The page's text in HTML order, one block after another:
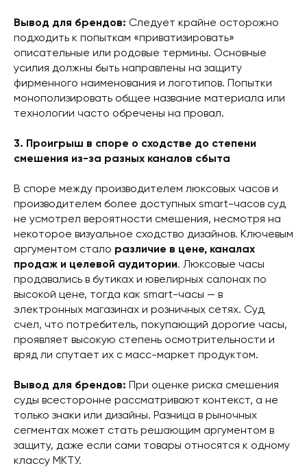
Вывод для брендов: Следует крайне осторожно
подходить к попыткам «приватизировать»
описательные или родовые термины. Основные
усилия должны быть направлены на защиту
фирменного наименования и логотипов. Попытки
монополизировать общее название материала или
технологии часто обречены на провал.
3. Проигрыш в споре о сходстве до степени
смешения из-за разных каналов сбыта
В споре между производителем люксовых часов и
производителем более доступных smart-часов суд
не усмотрел вероятности смешения, несмотря на
некоторое визуальное сходство дизайнов. Ключевым
аргументом стало различие в цене, каналах
продаж и целевой аудитории. Люксовые часы
продавались в бутиках и ювелирных салонах по
высокой цене, тогда как smart-часы — в
электронных магазинах и розничных сетях. Суд
счел, что потребитель, покупающий дорогие часы,
проявляет высокую степень осмотрительности и
вряд ли спутает их с масс-маркет продуктом.
Вывод для брендов: При оценке риска смешения
суды всесторонне рассматривают контекст, а не
только знаки или дизайны. Разница в рыночных
сегментах может стать решающим аргументом в
защиту, даже если сами товары относятся к одному
классу МКТУ.